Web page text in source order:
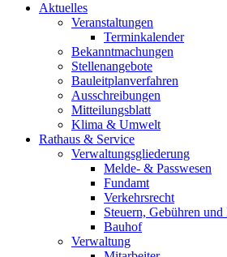
Aktuelles
Veranstaltungen
Terminkalender
Bekanntmachungen
Stellenangebote
Bauleitplanverfahren
Ausschreibungen
Mitteilungsblatt
Klima & Umwelt
Rathaus & Service
Verwaltungsgliederung
Melde- & Passwesen
Fundamt
Verkehrsrecht
Steuern, Gebühren und
Bauhof
Verwaltung